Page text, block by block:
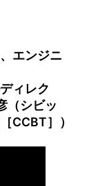
エンジニ
ィレク
（シビッ
CCBT］）